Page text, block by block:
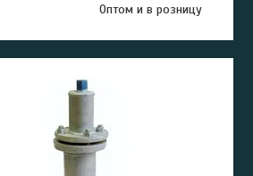
Оптом и в розницу